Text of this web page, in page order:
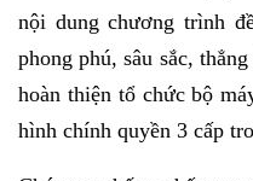
nội dung chương trình
phong phú, sâu sắc,
hoàn thiện tổ chức bộ
hình chính quyền 3 cấp